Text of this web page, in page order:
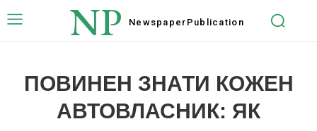
NP Newspaper Publication
ПОВИНЕН ЗНАТИ КОЖЕН
АВТОВЛАСНИК: ЯК